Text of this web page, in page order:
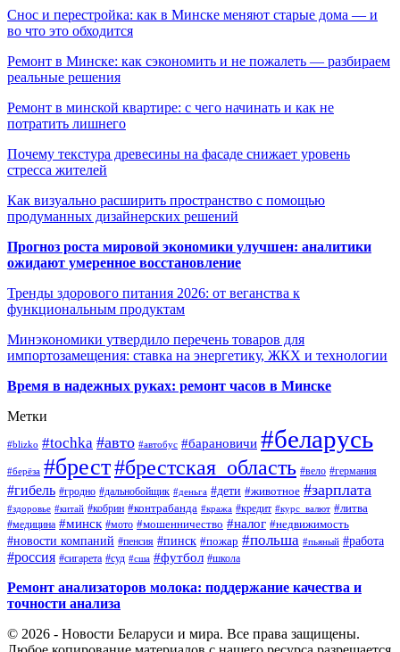
Снос и перестройка: как в Минске меняют старые дома — и
во что это обходится
Ремонт в Минске: как сэкономить и не пожалеть — разбираем
реальные решения
Ремонт в минской квартире: с чего начинать и как не
потратить лишнего
Почему текстура древесины на фасаде снижает уровень
стресса жителей
Как визуально расширить пространство с помощью
продуманных дизайнерских решений
Прогноз роста мировой экономики улучшен: аналитики
ожидают умеренное восстановление
Тренды здорового питания 2026: от веганства к
функциональным продуктам
Минэкономики утвердило перечень товаров для
импортозамещения: ставка на энергетику, ЖКХ и технологии
Время в надежных руках: ремонт часов в Минске
Метки
#blizko #tochka #авто #автобус #барановичи #беларусь
#берёза #брест#брестская_область #вело #германия
#гибель #гродно #дальнобойщик #деньга #дети #животное #зарплата
#здоровье #китай #кобрин #контрабанда #кража #кредит #курс_валют #литва
#медицина #минск #мото #мошенничество #налог #недвижимость
#новости компаний #пенсия #пинск #пожар #польша #пьяный #работа
#россия #сигарета #суд #сша #футбол #школа
Ремонт анализаторов молока: поддержание качества и
точности анализа
© 2026 - Новости Беларуси и мира. Все права защищены.